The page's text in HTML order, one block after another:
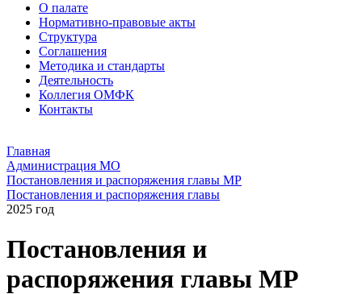
О палате
Нормативно-правовые акты
Структура
Соглашения
Методика и стандарты
Деятельность
Коллегия ОМФК
Контакты
Главная
Администрация МО
Постановления и распоряжения главы МР
Постановления и распоряжения главы
2025 год
Постановления и
распоряжения главы МР